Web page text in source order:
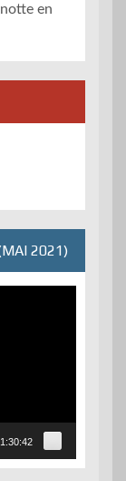
en
2021)